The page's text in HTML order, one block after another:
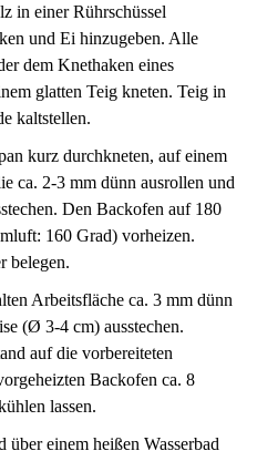
in einer Rührschüssel
und Ei hinzugeben. Alle
dem Knethaken eines
glatten Teig kneten. Teig in
kaltstellen.
kurz durchkneten, auf einem
ca. 2-3 mm dünn ausrollen und
Den Backofen auf 180
160 Grad) vorheizen.
belegen.
Arbeitsfläche ca. 3 mm dünn
(Ø 3-4 cm) ausstechen.
auf die vorbereiteten
Backofen ca. 8
lassen.
einem heißen Wasserbad